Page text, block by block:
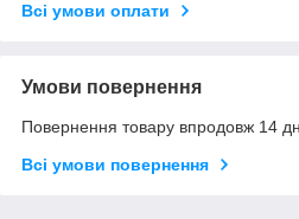
Всі умови оплати
Умови повернення
Повернення товару впродовж 14
Всі умови повернення